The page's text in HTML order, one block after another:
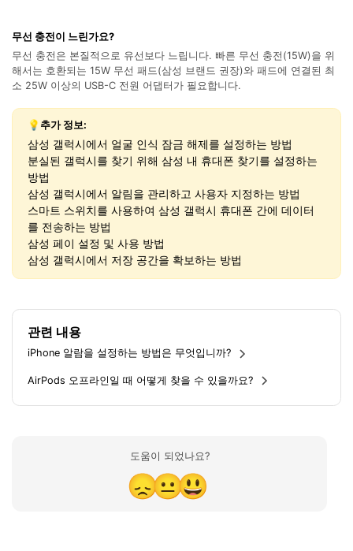
무선 충전이 느린가요?
무선 충전은 본질적으로 유선보다 느립니다. 빠른 무선 충전(15W)을 위
해서는 호환되는 15W 무선 패드(삼성 브랜드 권장)와 패드에 연결된 최
소 25W 이상의 USB-C 전원 어댑터가 필요합니다.
💡추가 정보:
삼성 갤럭시에서 얼굴 인식 잠금 해제를 설정하는 방법
분실된 갤럭시를 찾기 위해 삼성 내 휴대폰 찾기를 설정하는
방법
삼성 갤럭시에서 알림을 관리하고 사용자 지정하는 방법
스마트 스위치를 사용하여 삼성 갤럭시 휴대폰 간에 데이터
를 전송하는 방법
삼성 페이 설정 및 사용 방법
삼성 갤럭시에서 저장 공간을 확보하는 방법
관련 내용
iPhone 알람을 설정하는 방법은 무엇입니까?
AirPods 오프라인일 때 어떻게 찾을 수 있을까요?
도움이 되었나요?
😞😐😃
50M+ 사용자, 17년 이상 신뢰
인공 지능,초보자도 손쉽게 사용 가능
휴대폰 잠금 해제,데이터 복구,전송 및 보안 가능
전문가 추천된 사진 및 동영상 복구,카톡 백업 프로
그램
받기